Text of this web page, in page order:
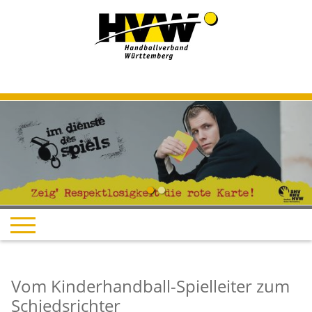
Vom Kinderhandball-Spielleiter zum
Schiedsrichter